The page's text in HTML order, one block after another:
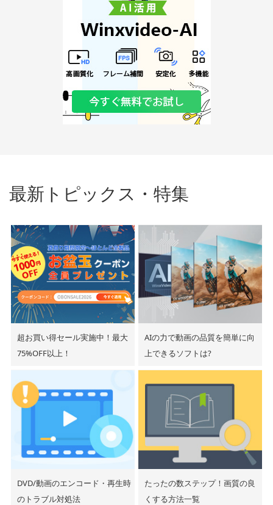
最新トピックス・特集
超お買い得セール実施中！最大
75%OFF以上！
AIの力で動画の品質を簡単に向
上できるソフトは?
DVD/動画のエンコード・再生時
のトラブル対処法
たったの数ステップ！画質の良
くする方法一覧